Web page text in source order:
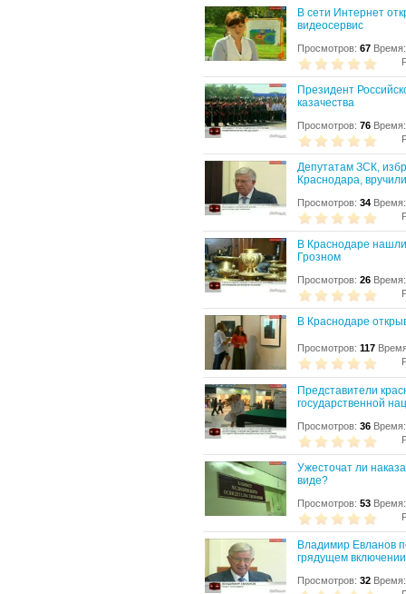
В сети Интернет
видеосервис
Просмотров: 67
Президент
казачества
Просмотров: 76
Депутатам ЗСК,
Краснодара,
Просмотров: 34
В Краснодаре
Грозном
Просмотров: 26
В Краснодаре
Просмотров: 117
Представители
государственной
Просмотров: 36
Ужесточат ли
виде?
Просмотров: 53
Владимир Евланов
грядущем
Просмотров: 32